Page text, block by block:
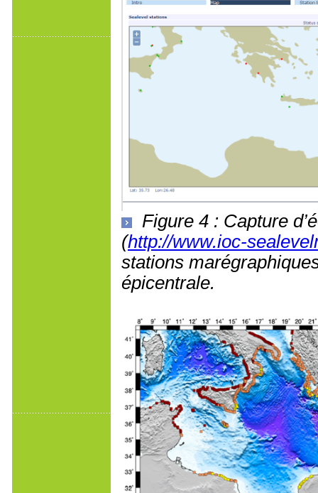
Figure 4 : Capture
(http://www.ioc-
stations
épicentrale.